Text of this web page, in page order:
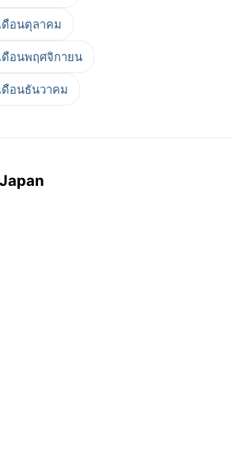
ดือนตุลาคม
ดือนพฤศจิกายน
ดือนธันวาคม